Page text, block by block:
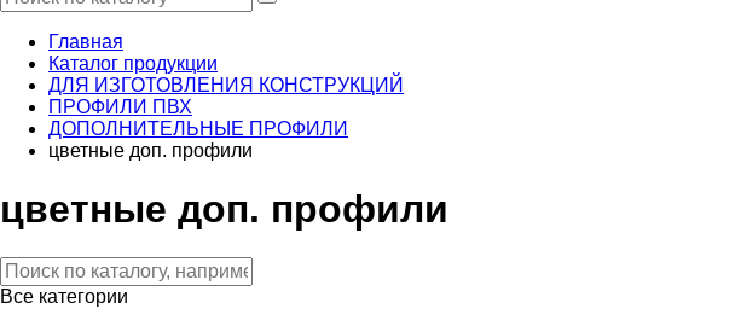
Главная
Каталог продукции
ДЛЯ ИЗГОТОВЛЕНИЯ КОНСТРУКЦИЙ
ПРОФИЛИ ПВХ
ДОПОЛНИТЕЛЬНЫЕ ПРОФИЛИ
цветные доп. профили
цветные доп. профили
Все категории